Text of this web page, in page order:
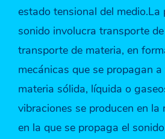
estado tensional del medio.La
sonido involucra transporte
transporte de materia, en
mecánicas que se propagan
materia sólida, líquida o
vibraciones se producen en la
en la que se propaga el